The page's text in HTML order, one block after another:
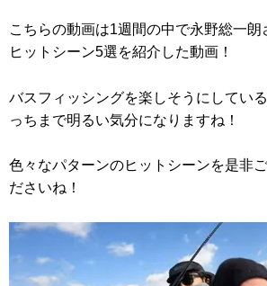
こちらの動画は1週間の中で永野総一朗
ヒットシーン5選を紹介した動画！
バスフィッシングを楽しそうにしてい
っちまで明るい気分になりますね！
色々なパターンのヒットシーンを是非
ださいね！